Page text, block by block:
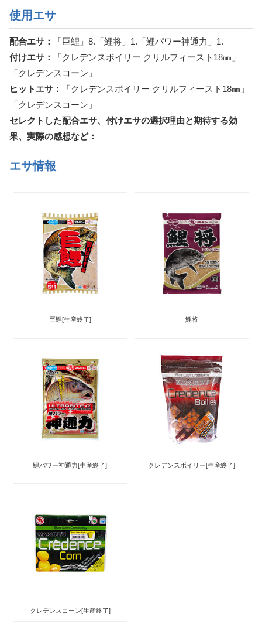
使用エサ
配合エサ：
「巨鯉」8.「鯉将」1.「鯉パワー神通力」1.
付けエサ：
「クレデンスボイリー クリルフィースト18㎜」
「クレデンスコーン」
ヒットエサ：
「クレデンスボイリー クリルフィースト18㎜」
「クレデンスコーン」
セレクトした配合エサ、付けエサの選択理由と期待する効
果、実際の感想など：
エサ情報
巨鯉[生産終了] 鯉将
鯉パワー神通力[生産終了] クレデンスボイリー[生産終了]
クレデンスコーン[生産終了]